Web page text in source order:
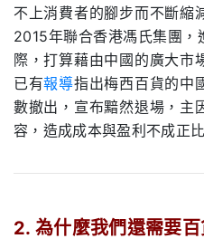
不上消費者的腳步而不斷縮
2015年聯合香港馮氏集團，
際，打算藉由中國的廣大市
已有報導指出梅西百貨的中
數撤出，宣布黯然退場，主
容，造成成本與盈利不成正比
2.為什麼我們還需要百